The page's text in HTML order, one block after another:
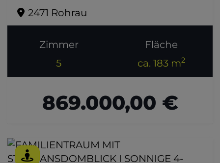
2471 Rohrau
Zimmer
5
Fläche
ca. 183 m2
869.000,00 €